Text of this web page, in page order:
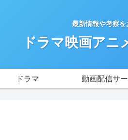
最新情報や考察を
ドラマ映画ア
ドラマ 動画配信サ